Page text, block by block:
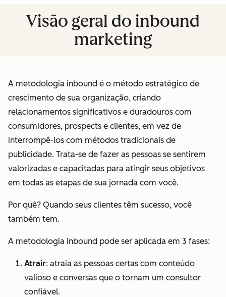
Visão geral do inbound
marketing
A metodologia inbound é o método estratégico de
crescimento de sua organização, criando
relacionamentos significativos e duradouros com
consumidores, prospects e clientes, em vez de
interrompê-los com métodos tradicionais de
publicidade. Trata-se de fazer as pessoas se sentirem
valorizadas e capacitadas para atingir seus objetivos
em todas as etapas de sua jornada com você.
Por quê? Quando seus clientes têm sucesso, você
também tem.
A metodologia inbound pode ser aplicada em 3 fases:
Atrair: atraia as pessoas certas com conteúdo
valioso e conversas que o tornam um consultor
confiável.